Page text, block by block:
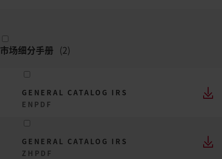
市场细分手册 (2)
GENERAL CATALOG IRS
EN PDF
GENERAL CATALOG IRS
ZH PDF